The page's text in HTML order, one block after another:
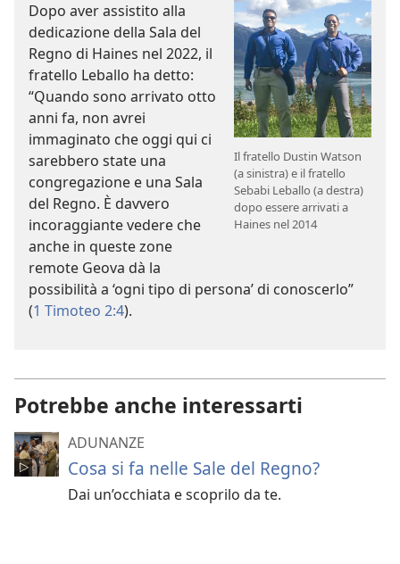
Il fratello Dustin Watson
(a sinistra) e il fratello
Sebabi Leballo (a destra)
dopo essere arrivati a
Haines nel 2014
Dopo aver assistito alla
dedicazione della Sala del
Regno di Haines nel 2022, il
fratello Leballo ha detto:
“Quando sono arrivato otto
anni fa, non avrei
immaginato che oggi qui ci
sarebbero state una
congregazione e una Sala
del Regno. È davvero
incoraggiante vedere che
anche in queste zone
remote Geova dà la
possibilità a ‘ogni tipo di persona’ di conoscerlo”
(1 Timoteo 2:4).
Potrebbe anche interessarti
ADUNANZE
Cosa si fa nelle Sale del Regno?
Dai un’occhiata e scoprilo da te.